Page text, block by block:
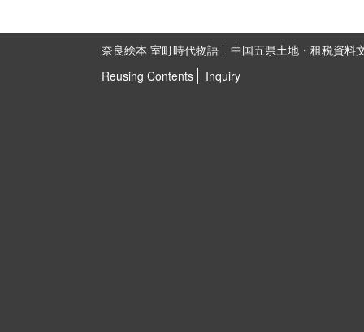
奈良絵本 室町時代物語
中国五県土地・租税資料
Reusing Contents
Inquiry